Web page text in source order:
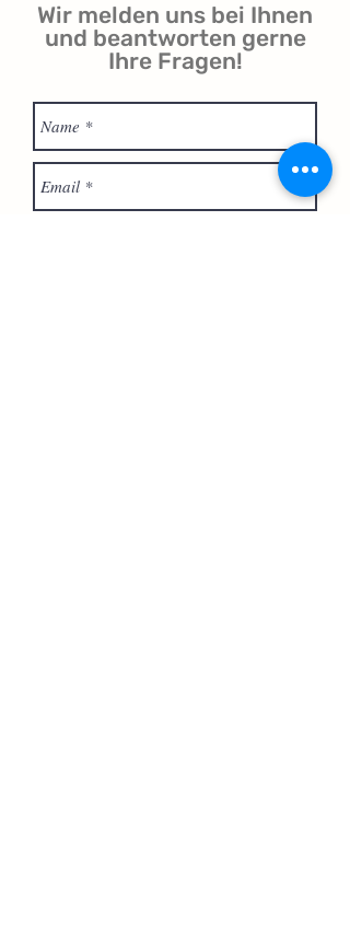
Wir melden uns bei Ihnen
und beantworten gerne
Ihre Fragen!